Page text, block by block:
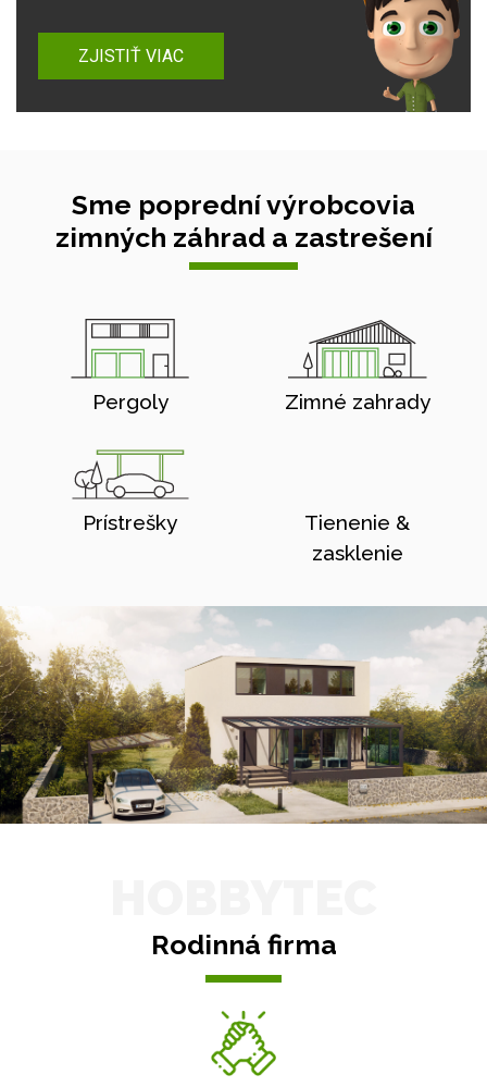
ZJISTIŤ VIAC
Sme poprední výrobcovia
zimných záhrad a zastrešení
Pergoly Zimné zahrady
Prístrešky
Tienenie &
zasklenie
Rodinná firma